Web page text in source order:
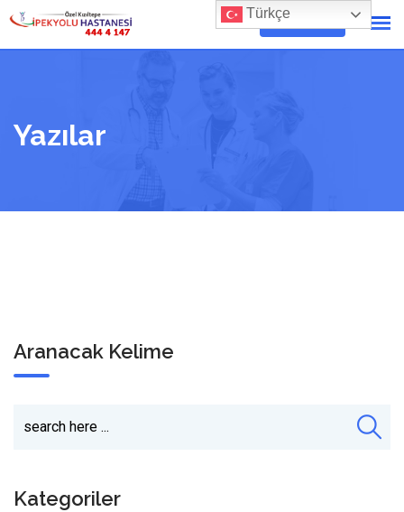
Skip
RANDEVU AL
Yazılar
Aranacak Kelime
Kategoriler
Türkçe